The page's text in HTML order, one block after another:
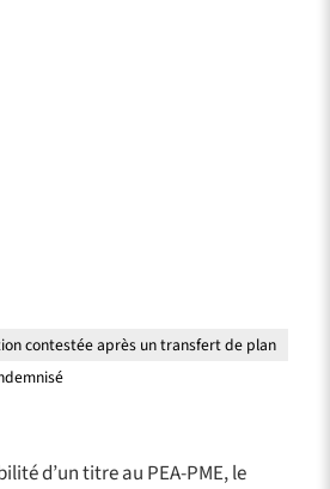
d’un titre au PEA-PME, le
contestée après un transfert de plan